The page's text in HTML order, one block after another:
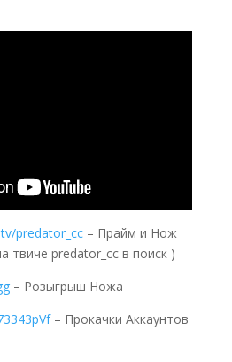
predator_cc– Прайм и Нож
твиче predator_cc в поиск )
– Розыгрыш Ножа
– Прокачки Аккаунтов